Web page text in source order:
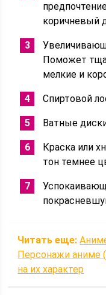
коричневый
Поможет
мелкие и
Спиртовой
Ватные
Краска или
тон темнее
Читать еще:
Персонажи аниме
на их характер